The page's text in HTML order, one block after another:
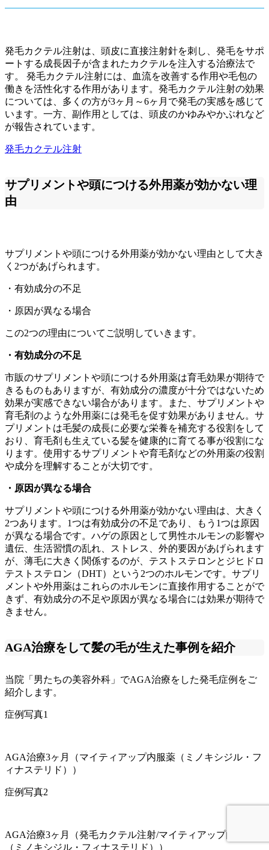
発毛カクテル注射は、頭皮に直接注射針を刺し、発毛をサポ
ートする成長因子が含まれたカクテルを注入する治療法で
す。 発毛カクテル注射には、血流を改善する作用や毛包の
働きを活性化する作用があります。発毛カクテル注射の効果
については、多くの方が3ヶ月～6ヶ月で発毛の実感を感じて
います。一方、副作用としては、頭皮のかゆみやかぶれなど
が報告されています。
発毛カクテル注射
サプリメントや頭につける外用薬が効かない理
由
サプリメントや頭につける外用薬が効かない理由として大き
く2つがあげられます。
・有効成分の不足
・原因が異なる場合
この2つの理由についてご説明していきます。
・有効成分の不足
市販のサプリメントや頭につける外用薬は育毛効果が期待で
きるものもありますが、有効成分の濃度が十分ではないため
効果が実感できない場合があります。また、サプリメントや
育毛剤のような外用薬には発毛を促す効果がありません。サ
プリメントは毛髪の成長に必要な栄養を補充する役割をして
おり、育毛剤も生えている髪を健康的に育てる事が役割にな
ります。使用するサプリメントや育毛剤などの外用薬の役割
や成分を理解することが大切です。
・原因が異なる場合
サプリメントや頭につける外用薬が効かない理由は、大きく
2つあります。1つは有効成分の不足であり、もう1つは原因
が異なる場合です。ハゲの原因として男性ホルモンの影響や
遺伝、生活習慣の乱れ、ストレス、外的要因があげられます
が、薄毛に大きく関係するのが、テストステロンとジヒドロ
テストステロン（DHT）という2つのホルモンです。サプリ
メントや外用薬はこれらのホルモンに直接作用することがで
きず、有効成分の不足や原因が異なる場合には効果が期待で
きません。
AGA治療をして髪の毛が生えた事例を紹介
当院「男たちの美容外科」でAGA治療をした発毛症例をご
紹介します。
症例写真1
AGA治療3ヶ月（マイティアップ内服薬（ミノキシジル・フ
ィナステリド））
症例写真2
AGA治療3ヶ月（発毛カクテル注射/マイティアップ内服薬
（ミノキシジル・フィナステリド））